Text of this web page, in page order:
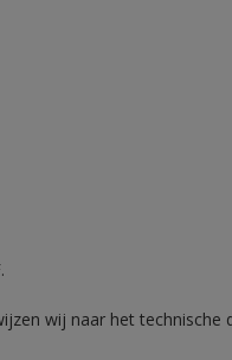
wij naar het technische